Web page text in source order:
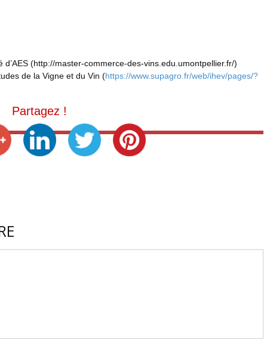
(http://master-commerce-des-vins.edu.umontpellier.fr/)
de la Vigne et du Vin (https://www.supagro.fr/web/ihev/pages/?
Partagez !